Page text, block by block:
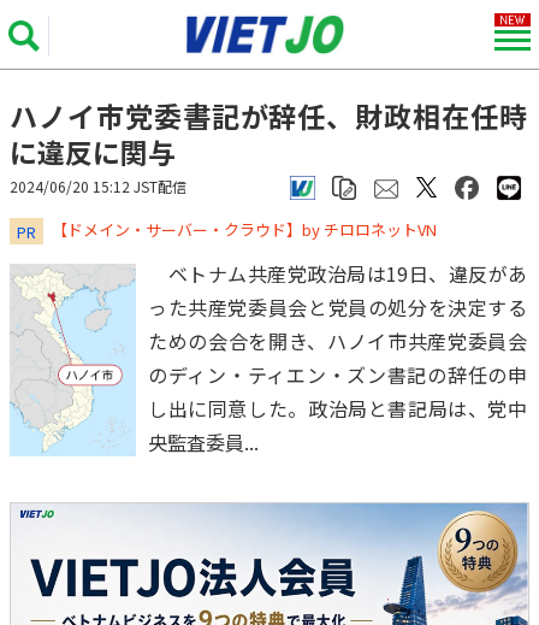
ハノイ市党委書記が辞任、財政相在任時
に違反に関与
2024/06/20 15:12 JST配信
PR ​​​​​​​【ドメイン・サーバー・クラウド】by チロロネットVN
ベトナム共産党政治局は19日、違反があ
った共産党委員会と党員の処分を決定する
ための会合を開き、ハノイ市共産党委員会
のディン・ティエン・ズン書記の辞任の申
し出に同意した。政治局と書記局は、党中
央監査委員...